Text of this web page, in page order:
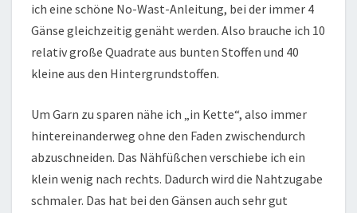
ich eine schöne No-Wast-Anleitung, bei der immer 4
Gänse gleichzeitig genäht werden. Also brauche ich 10
relativ große Quadrate aus bunten Stoffen und 40
kleine aus den Hintergrundstoffen.
Um Garn zu sparen nähe ich „in Kette“, also immer
hintereinanderweg ohne den Faden zwischendurch
abzuschneiden. Das Nähfüßchen verschiebe ich ein
klein wenig nach rechts. Dadurch wird die Nahtzugabe
schmaler. Das hat bei den Gänsen auch sehr gut